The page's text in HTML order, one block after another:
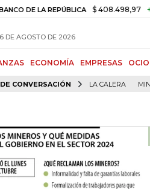
LA REPÚBLICA $ 408.498,97 +$
DE AGOSTO DE 2026
ECONOMÍA EMPRESAS OCIO
CONVERSACIÓN LA CALERA